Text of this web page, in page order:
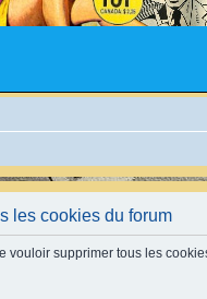
les cookies du forum
vouloir supprimer tous les